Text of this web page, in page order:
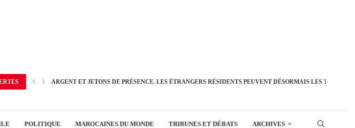
ENSEIGNEMENT
ARGENT ET JETONS DE PRÉSENCE. LES ÉTRANGERS RÉSIDENTS PEUVENT DÉSORMAIS LES
POLITIQUE MAROCAINES DU MONDE TRIBUNES ET DÉBATS ARCHIVES